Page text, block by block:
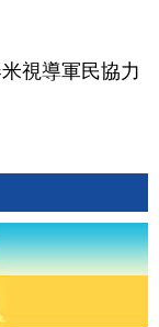
視導軍民協力